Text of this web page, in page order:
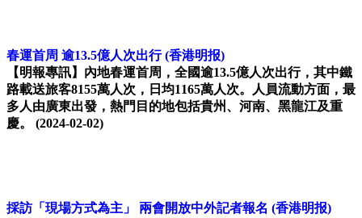
春運首周 逾13.5億人次出行 (香港明报)
【明報專訊】內地春運首周，全國逾13.5億人次出行，其中鐵
路載送旅客8155萬人次，日均1165萬人次。人員流動方面，最
多人由廣東出發，熱門目的地包括貴州、河南、黑龍江及重
慶。
(2024-02-02)
採訪「現場方式為主」 兩會開放中外記者報名 (香港明报)